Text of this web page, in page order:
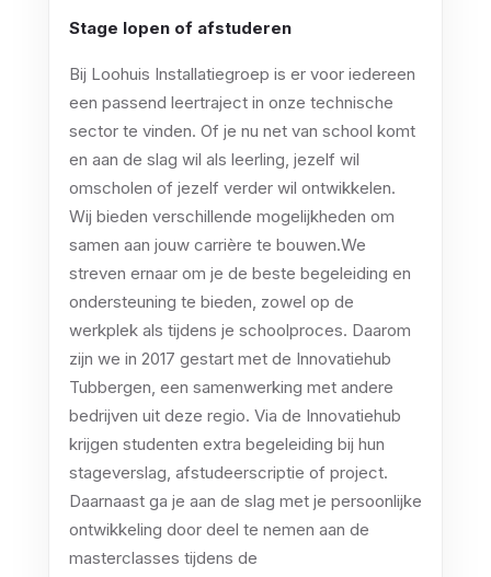
Stage lopen of afstuderen
Bij Loohuis Installatiegroep is er voor iedereen
een passend leertraject in onze technische
sector te vinden. Of je nu net van school komt
en aan de slag wil als leerling, jezelf wil
omscholen of jezelf verder wil ontwikkelen.
Wij bieden verschillende mogelijkheden om
samen aan jouw carrière te bouwen.We
streven ernaar om je de beste begeleiding en
ondersteuning te bieden, zowel op de
werkplek als tijdens je schoolproces. Daarom
zijn we in 2017 gestart met de Innovatiehub
Tubbergen, een samenwerking met andere
bedrijven uit deze regio. Via de Innovatiehub
krijgen studenten extra begeleiding bij hun
stageverslag, afstudeerscriptie of project.
Daarnaast ga je aan de slag met je persoonlijke
ontwikkeling door deel te nemen aan de
masterclasses tijdens de